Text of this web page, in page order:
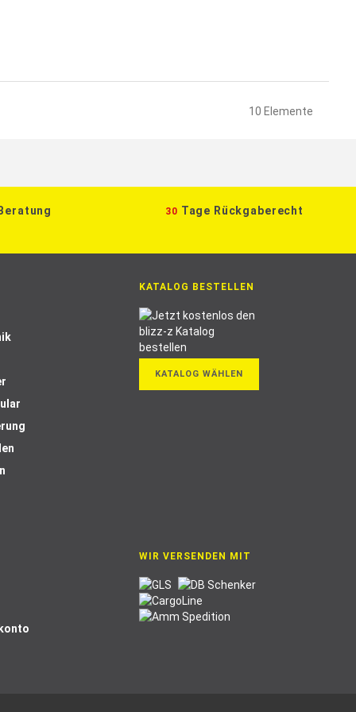
10 Elemente
30 Tage Rückgaberecht
KATALOG BESTELLEN
KATALOG WÄHLEN
WIR VERSENDEN MIT